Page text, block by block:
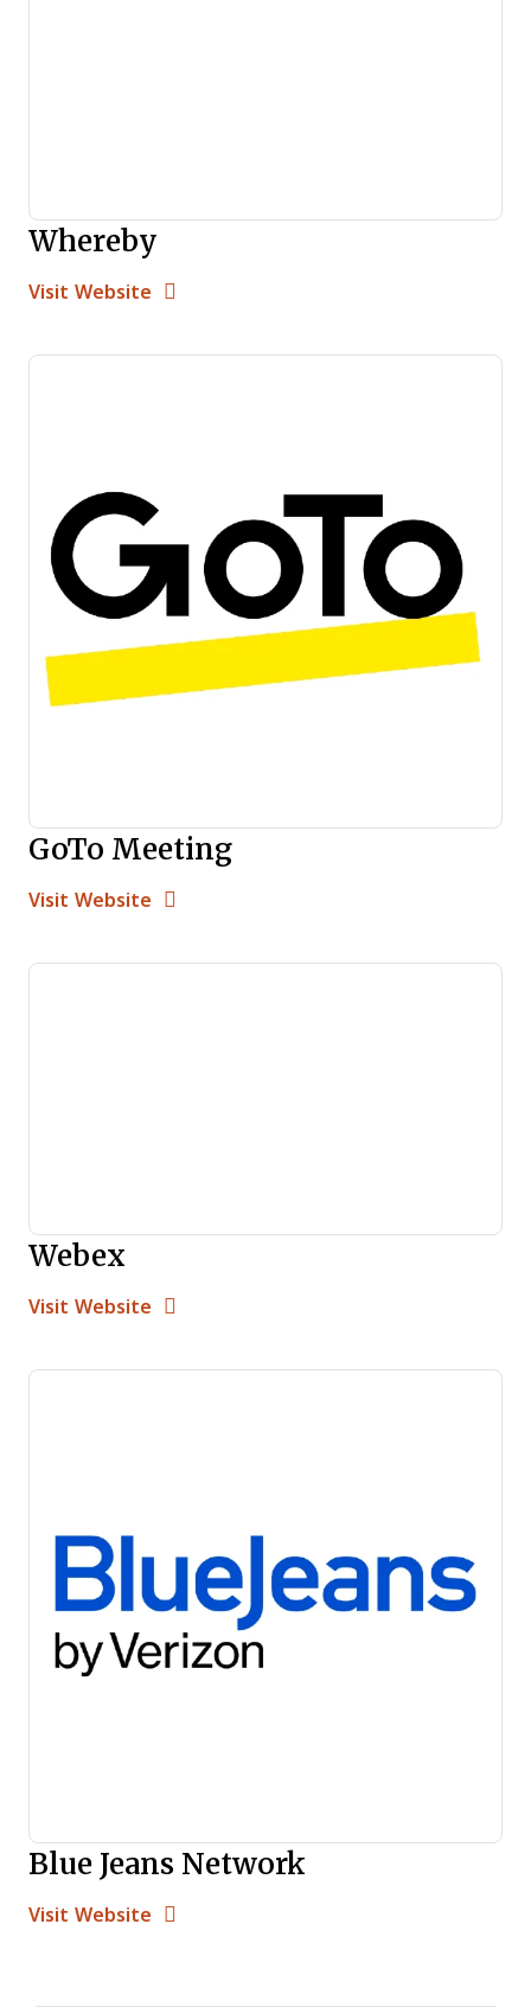
Whereby
Visit Website Opens New Window
GoTo Meeting
Visit Website Opens New Window
Webex
Visit Website Opens New Window
Blue Jeans Network
Visit Website Opens New Window